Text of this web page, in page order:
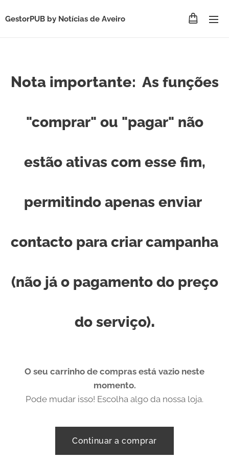
GestorPUB by Notícias de Aveiro
Nota importante: As funções
"comprar" ou "pagar" não
estão ativas com esse fim,
permitindo apenas enviar
contacto para criar campanha
(não já o pagamento do preço
do serviço).
O seu carrinho de compras está vazio neste
momento.
Pode mudar isso! Escolha algo da nossa loja.
Continuar a comprar